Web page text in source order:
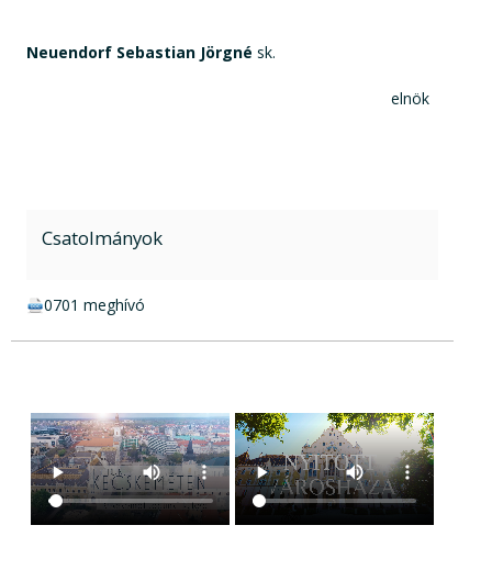
Neuendorf Sebastian Jörgné sk.
elnök
Csatolmányok
doc csatolmány:
0701 meghívó